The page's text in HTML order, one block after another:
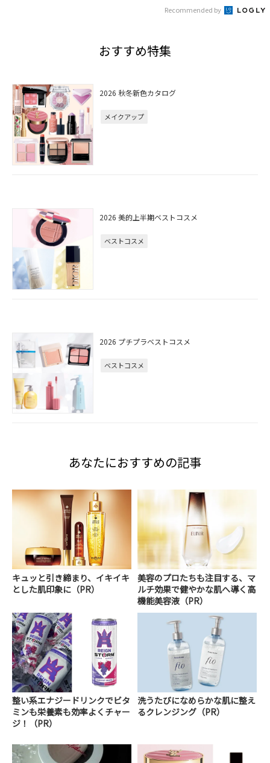
Recommended by
おすすめ特集
2026 秋冬新色カタログ
メイクアップ
2026 美的上半期ベストコスメ
ベストコスメ
2026 プチプラベストコスメ
ベストコスメ
あなたにおすすめの記事
キュッと引き締まり、イキイキ
とした肌印象に（PR）
美容のプロたちも注目する、マ
ルチ効果で健やかな肌へ導く高
機能美容液（PR）
整い系エナジードリンクでビタ
ミンも栄養素も効率よくチャー
ジ！（PR）
洗うたびになめらかな肌に整え
るクレンジング（PR）